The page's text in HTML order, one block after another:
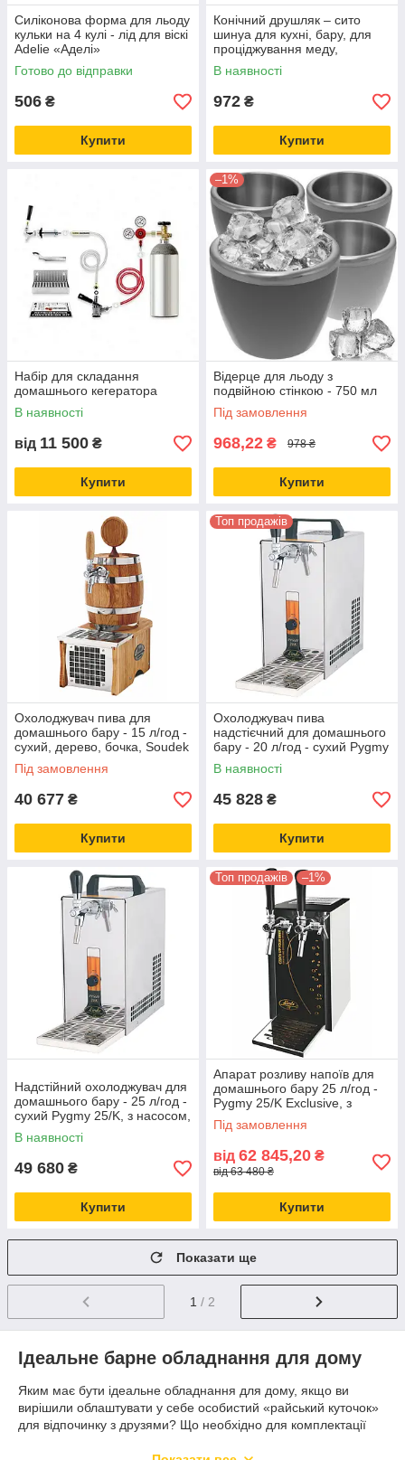
Силіконова форма для льоду
кульки на 4 кулі - лід для віскі
Adelie «Аделі»
Готово до відправки
506 ₴
Купити
Конічний друшляк – сито
шинуа для кухні, бару, для
проціджування меду,
протирання ягід, фруктів,
овочів
В наявності
972 ₴
Купити
Набір для складання
домашнього кегератора
В наявності
від 11 500 ₴
Купити
–1%
Відерце для льоду з
подвійною стінкою - 750 мл
Під замовлення
968,22 ₴ 978 ₴
Купити
Охолоджувач пива для
домашнього бару - 15 л/год -
сухий, дерево, бочка, Soudek
1/8, Lindr, Чехія
Під замовлення
40 677 ₴
Купити
Топ продажів
Охолоджувач пива
надстієчний для домашнього
бару - 20 л/год - сухий Pygmy
20/K, з насосом, Lindr, Чехія
В наявності
45 828 ₴
Купити
Надстійний охолоджувач для
домашнього бару - 25 л/год -
сухий Pygmy 25/K, з насосом,
Lindr, Чехія
В наявності
49 680 ₴
Купити
Топ продажів –1%
Апарат розливу напоїв для
домашнього бару 25 л/год -
Pygmy 25/K Exclusive, з
насосом, 2 кр., Lindr, Чехія
Під замовлення
від 62 845,20 ₴
від 63 480 ₴
Купити
Показати ще
1 / 2
Ідеальне барне обладнання для дому
Яким має бути ідеальне обладнання для дому, якщо ви
вирішили облаштувати у себе особистий «райський куточок»
для відпочинку з друзями? Що необхідно для комплектації